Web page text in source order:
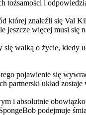
i
której znaleźli się
jeszcze więcej musi się
walką o życie,
pojawienie się
partnerski układ
i absolutnie
podejmuje